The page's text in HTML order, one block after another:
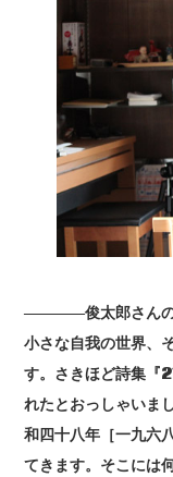
――――俊太郎さんの
小さな自我の世界、
す。さきほど詩集『
れたとおっしゃいま
和四十八年［一九六
てきます。そこには